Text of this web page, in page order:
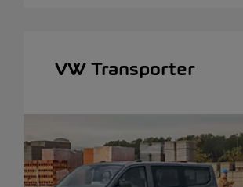
VW Transporter